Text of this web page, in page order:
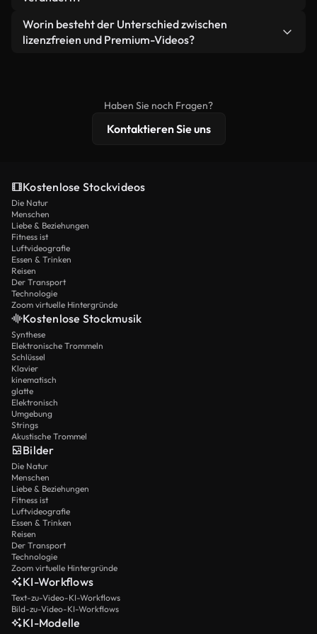
weiterverbreiten.
Videomaterial.
Ja. Sie dürfen unsere Videos gerne kürzen,
bearbeiten oder neu zusammenstellen. Achten Sie
Worin besteht der Unterschied zwischen
lizenzfreien und Premium-Videos?
erweiterten Lizenzschutz bieten.
Haben Sie noch Fragen?
Kontaktieren Sie uns
Kostenlose Stockvideos
Die Natur
Menschen
Liebe & Beziehungen
Fitness ist
Luftvideografie
Essen & Trinken
Reisen
Der Transport
Technologie
Zoom virtuelle Hintergründe
Kostenlose Stockmusik
Synthese
Elektronische Trommeln
Schlüssel
Klavier
kinematisch
glatte
Elektronisch
Umgebung
Strings
Akustische Trommel
Bilder
Die Natur
Menschen
Liebe & Beziehungen
Fitness ist
Luftvideografie
Essen & Trinken
Reisen
Der Transport
Technologie
Zoom virtuelle Hintergründe
KI-Workflows
Text-zu-Video-KI-Workflows
Bild-zu-Video-KI-Workflows
KI-Modelle